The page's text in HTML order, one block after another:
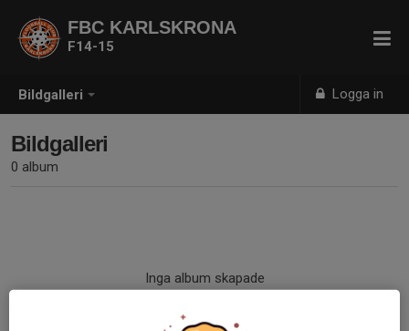
Bildgalleri Logga in
FBC KARLSKRONA
F14-15
Bildgalleri
0 album
Inga album skapade